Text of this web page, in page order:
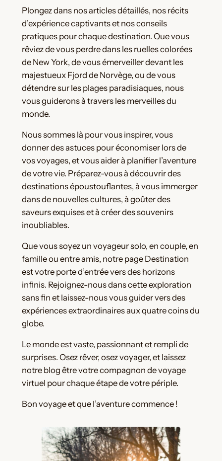
Plongez dans nos articles détaillés, nos récits
d’expérience captivants et nos conseils
pratiques pour chaque destination. Que vous
rêviez de vous perdre dans les ruelles colorées
de New York, de vous émerveiller devant les
majestueux Fjord de Norvège, ou de vous
détendre sur les plages paradisiaques, nous
vous guiderons à travers les merveilles du
monde.
Nous sommes là pour vous inspirer, vous
donner des astuces pour économiser lors de
vos voyages, et vous aider à planifier l’aventure
de votre vie. Préparez-vous à découvrir des
destinations époustouflantes, à vous immerger
dans de nouvelles cultures, à goûter des
saveurs exquises et à créer des souvenirs
inoubliables.
Que vous soyez un voyageur solo, en couple, en
famille ou entre amis, notre page Destination
est votre porte d’entrée vers des horizons
infinis. Rejoignez-nous dans cette exploration
sans fin et laissez-nous vous guider vers des
expériences extraordinaires aux quatre coins du
globe.
Le monde est vaste, passionnant et rempli de
surprises. Osez rêver, osez voyager, et laissez
notre blog être votre compagnon de voyage
virtuel pour chaque étape de votre périple.
Bon voyage et que l’aventure commence !